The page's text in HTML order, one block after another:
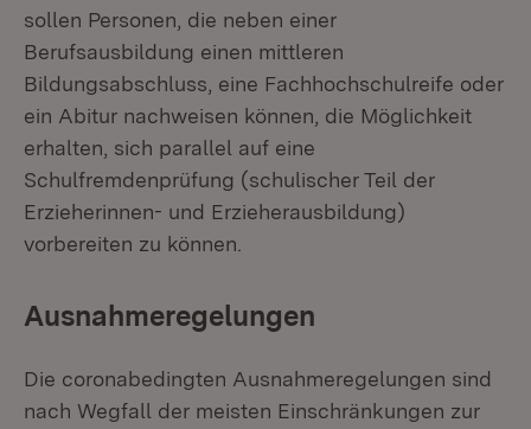
sollen Personen, die neben einer
Berufsausbildung einen mittleren
Bildungsabschluss, eine Fachhochschulreife oder
ein Abitur nachweisen können, die Möglichkeit
erhalten, sich parallel auf eine
Schulfremdenprüfung (schulischer Teil der
Erzieherinnen- und Erzieherausbildung)
vorbereiten zu können.
Ausnahmeregelungen
Die coronabedingten Ausnahmeregelungen sind
nach Wegfall der meisten Einschränkungen zur